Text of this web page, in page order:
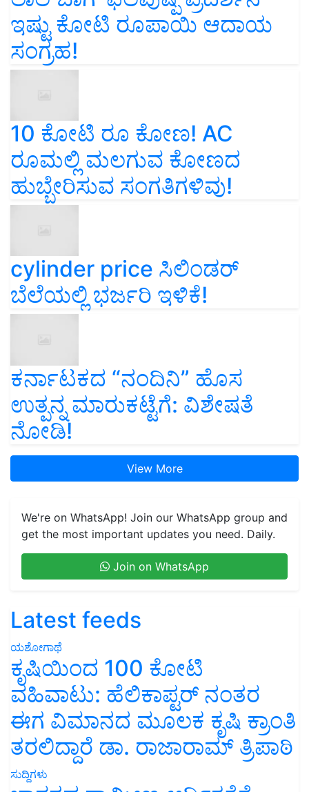
ಇಷ್ಟು ಕೋಟಿ ರೂಪಾಯಿ ಆದಾಯ
ಸಂಗ್ರಹ!
10 ಕೋಟಿ ರೂ ಕೋಣ! AC
ರೂಮಲ್ಲಿ ಮಲಗುವ ಕೋಣದ
ಹುಬ್ಬೇರಿಸುವ ಸಂಗತಿಗಳಿವು!
cylinder price ಸಿಲಿಂಡರ್‌
ಬೆಲೆಯಲ್ಲಿ ಭರ್ಜರಿ ಇಳಿಕೆ!
ಕರ್ನಾಟಕದ “ನಂದಿನಿ” ಹೊಸ
ಉತ್ಪನ್ನ ಮಾರುಕಟ್ಟೆಗೆ: ವಿಶೇಷತೆ
ನೋಡಿ!
View More
We're on WhatsApp! Join our WhatsApp group and
get the most important updates you need. Daily.
Join on WhatsApp
Latest feeds
ಯಶೋಗಾಥೆ
ಕೃಷಿಯಿಂದ 100 ಕೋಟಿ
ವಹಿವಾಟು: ಹೆಲಿಕಾಪ್ಟರ್ ನಂತರ
ಈಗ ವಿಮಾನದ ಮೂಲಕ ಕೃಷಿ ಕ್ರಾಂತಿ
ತರಲಿದ್ದಾರೆ ಡಾ. ರಾಜಾರಾಮ್ ತ್ರಿಪಾಠಿ
ಸುದ್ದಿಗಳು